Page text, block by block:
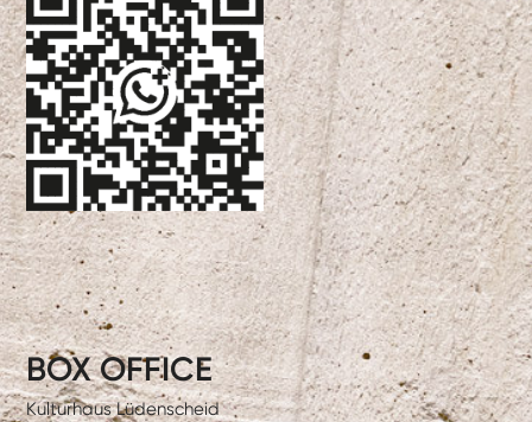
BOX OFFICE
Kulturhaus Lüdenscheid